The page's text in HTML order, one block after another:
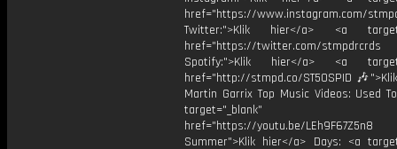
href="https://www.instagram.com/
Twitter:">Klik hier</a> <a
href="https://twitter.com/stmpdrcrds
Spotify:">Klik hier</a> <a
href="http://stmpd.co/ST50SPID
Martin Garrix Top Music Videos: Used
target="_blank"
href="https://youtu.be/LEh9F67Z5n8
Summer">Klik hier</a> Days: <a